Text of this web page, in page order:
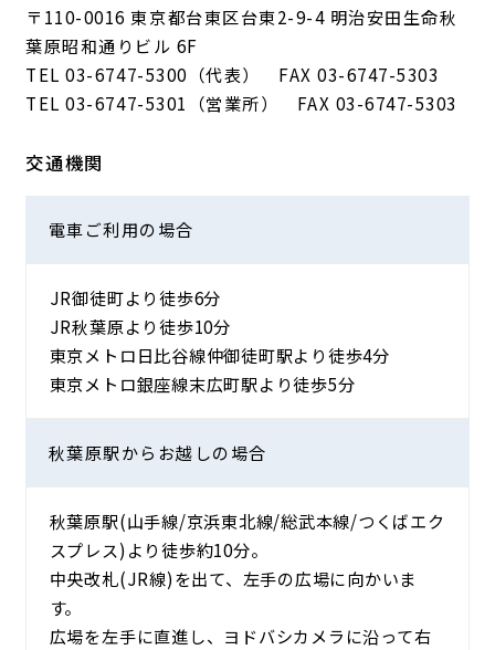
〒110-0016 東京都台東区台東2-9-4 明治安田生命秋
葉原昭和通りビル 6F
TEL03-6747-5300 （代表） FAX 03-6747-5303
TEL03-6747-5301 （営業所） FAX 03-6747-5303
交通機関
電車ご利用の場合
JR御徒町より徒歩6分
JR秋葉原より徒歩10分
東京メトロ日比谷線仲御徒町駅より徒歩4分
東京メトロ銀座線末広町駅より徒歩5分
秋葉原駅から お越しの場合
秋葉原駅(山手線/京浜東北線/総武本線/つくばエク
スプレス)より徒歩約10分。
中央改札(JR線)を出て、左手の広場に向かいま
す。
広場を左手に直進し、ヨドバシカメラに沿って右